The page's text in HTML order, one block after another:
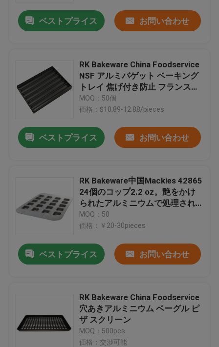
ベストプライス お問い合わせ
RK Bakeware China Foodservice
NSF アルミバゲット ベーキング
トレイ 焦げ付き防止 フランスパ
ンパン
MOQ：50個
価格：$10.89-12.88/pieces
ベストプライス お問い合わせ
RK Bakeware中国Mackies 42865
24個のコップ2.2 oz。艶をかけ
られたアルミニウムで処理され
た鋼鉄専門のブラウニーのかみ
傷鍋
MOQ：50
価格：￥20-30pieces
ベストプライス お問い合わせ
RK Bakeware China Foodservice
穴あきアルミニウム ベーグル ピ
ザ スクリーン
MOQ：500pcs
価格：交渉可能